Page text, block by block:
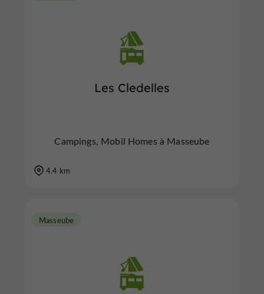
Les Cledelles
Campings, Mobil Homes à Masseube
4.4 km
Masseube